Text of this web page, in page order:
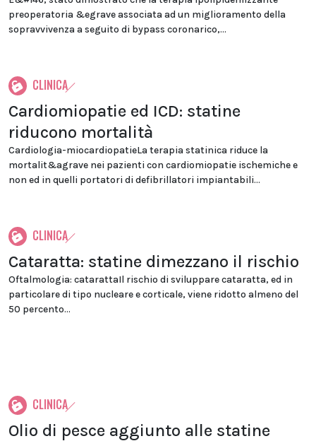
preoperatoria &egrave associata ad un miglioramento della
sopravvivenza a seguito di bypass coronarico,...
CLINICA
Cardiomiopatie ed ICD: statine
riducono mortalità
Cardiologia-miocardiopatieLa terapia statinica riduce la
mortalit&agrave nei pazienti con cardiomiopatie ischemiche e
non ed in quelli portatori di defibrillatori impiantabili...
CLINICA
Cataratta: statine dimezzano il rischio
Oftalmologia: catarattaIl rischio di sviluppare cataratta, ed in
particolare di tipo nucleare e corticale, viene ridotto almeno del
50 percento...
CLINICA
Olio di pesce aggiunto alle statine